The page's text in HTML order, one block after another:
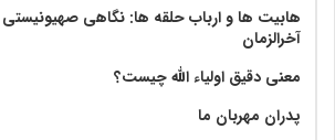
هابیت ها و ارباب حلقه ها: نگاهی صهیونیستی
آخرالزمان
معنی دقیق اولیاء الله چیست؟
پدران مهربان ما